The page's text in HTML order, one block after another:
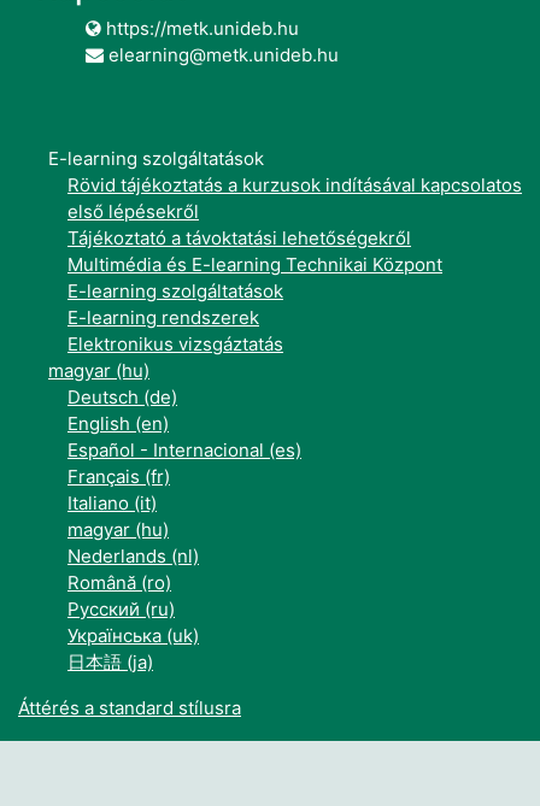
https://metk.unideb.hu
elearning@metk.unideb.hu
E-learning szolgáltatások
Rövid tájékoztatás a kurzusok indításával kapcsolatos
első lépésekről
Tájékoztató a távoktatási lehetőségekről
Multimédia és E-learning Technikai Központ
E-learning szolgáltatások
E-learning rendszerek
Elektronikus vizsgáztatás
magyar ‎(hu)‎
Deutsch ‎(de)‎
English ‎(en)‎
Español - Internacional ‎(es)‎
Français ‎(fr)‎
Italiano ‎(it)‎
magyar ‎(hu)‎
Nederlands ‎(nl)‎
Română ‎(ro)‎
Русский ‎(ru)‎
Українська ‎(uk)‎
日本語 ‎(ja)‎
Áttérés a standard stílusra